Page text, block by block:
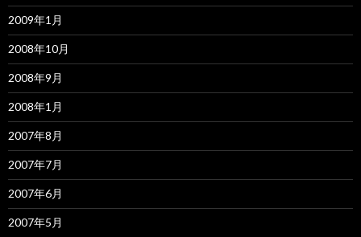
2009年1月
2008年10月
2008年9月
2008年1月
2007年8月
2007年7月
2007年6月
2007年5月